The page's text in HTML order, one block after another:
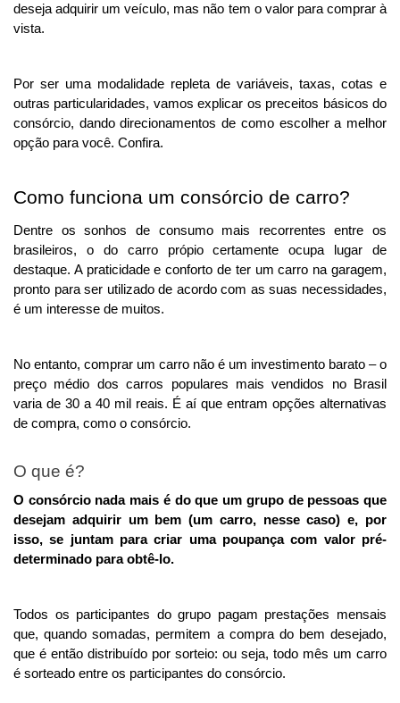
deseja adquirir um veículo, mas não tem o valor para comprar à
vista.
Por ser uma modalidade repleta de variáveis, taxas, cotas e
outras particularidades, vamos explicar os preceitos básicos do
consórcio, dando direcionamentos de como escolher a melhor
opção para você. Confira.
Como funciona um consórcio de carro?
Dentre os sonhos de consumo mais recorrentes entre os
brasileiros, o do carro própio certamente ocupa lugar de
destaque. A praticidade e conforto de ter um carro na garagem,
pronto para ser utilizado de acordo com as suas necessidades,
é um interesse de muitos.
No entanto, comprar um carro não é um investimento barato – o
preço médio dos carros populares mais vendidos no Brasil
varia de 30 a 40 mil reais. É aí que entram opções alternativas
de compra, como o consórcio.
O que é?
O consórcio nada mais é do que um grupo de pessoas que
desejam adquirir um bem (um carro, nesse caso) e, por
isso, se juntam para criar uma poupança com valor pré-
determinado para obtê-lo.
Todos os participantes do grupo pagam prestações mensais
que, quando somadas, permitem a compra do bem desejado,
que é então distribuído por sorteio: ou seja, todo mês um carro
é sorteado entre os participantes do consórcio.